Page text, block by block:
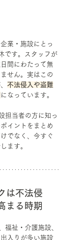
業・施設にとっ
です。スタッフが
間にわたって無
せん。実はこの
不法侵入や盗難
になっています。
担当者の方に知っ
イントをまとめ
でなく、今すぐ
ます。
は不法侵
まる時期
福祉・介護施設、
入りが多い施設